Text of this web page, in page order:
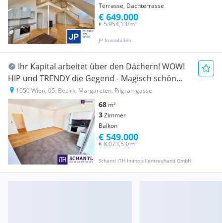
Terrasse, Dachterrasse
JP Immobilien
€ 5.954,13/m²
€ 649.000
Ihr Kapital arbeitet über den Dächern! WOW!
HIP und TRENDY die Gegend - Magisch schön
das Altbauhaus - TOP Modern die Wohnung!
Balkon baubewilligt + TOP Infrastruktur + Beste
öffentliche Anbindung!
1050 Wien, 05. Bezirk, Margareten, Pilgramgasse
68 m²
3Zimmer
Balkon
Schantl ITH Immobilientreuhand GmbH
€ 8.073,53/m²
€ 549.000